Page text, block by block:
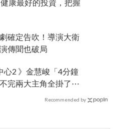
康最好的投資，把握
確定告吹！導演大衛
傳聞也破局
心2 》金慧峻「4分鐘
完兩大主角全掛了⋯
Recommended by